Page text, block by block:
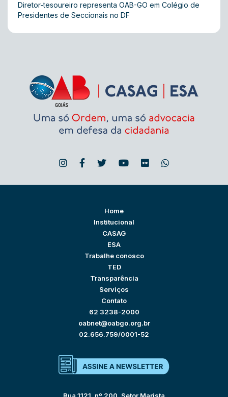
Diretor-tesoureiro representa OAB-GO em Colégio de
Presidentes de Seccionais no DF
Home
Institucional
CASAG
ESA
Trabalhe conosco
TED
Transparência
Serviços
Contato
62 3238-2000
oabnet@oabgo.org.br
02.656.759/0001-52